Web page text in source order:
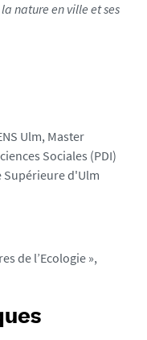
nature en ville et ses
Ulm, Master
Sociales (PDI)
Supérieure d'Ulm
de l’Ecologie »,